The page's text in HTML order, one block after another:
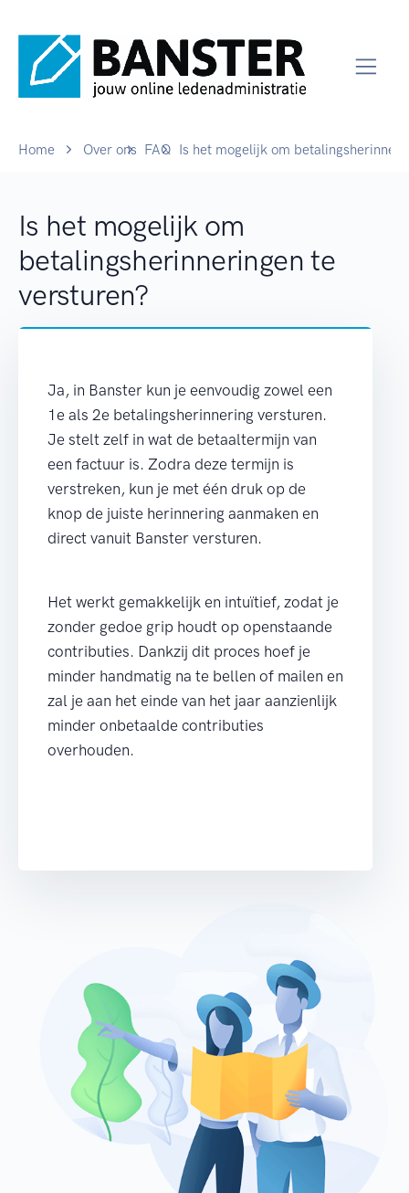
Home Over ons FAQ Is het mogelijk om
Is het mogelijk om
betalingsherinneringen te
versturen?
Ja, in Banster kun je eenvoudig zowel een
1e als 2e betalingsherinnering versturen.
Je stelt zelf in wat de betaaltermijn van
een factuur is. Zodra deze termijn is
verstreken, kun je met één druk op de
knop de juiste herinnering aanmaken en
direct vanuit Banster versturen.
Het werkt gemakkelijk en intuïtief, zodat je
zonder gedoe grip houdt op openstaande
contributies. Dankzij dit proces hoef je
minder handmatig na te bellen of mailen en
zal je aan het einde van het jaar aanzienlijk
minder onbetaalde contributies
overhouden.